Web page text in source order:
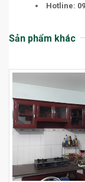
Hotline:
Sản phẩm khác